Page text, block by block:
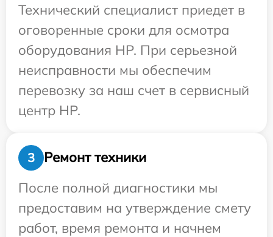
Технический специалист приедет в
оговоренные сроки для осмотра
оборудования HP. При серьезной
неисправности мы обеспечим
перевозку за наш счет в сервисный
центр HP.
3
Ремонт техники
После полной диагностики мы
предоставим на утверждение смету
работ, время ремонта и начнем